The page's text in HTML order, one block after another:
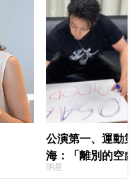
公演第一、運動
海：「離別的空
見」
明星